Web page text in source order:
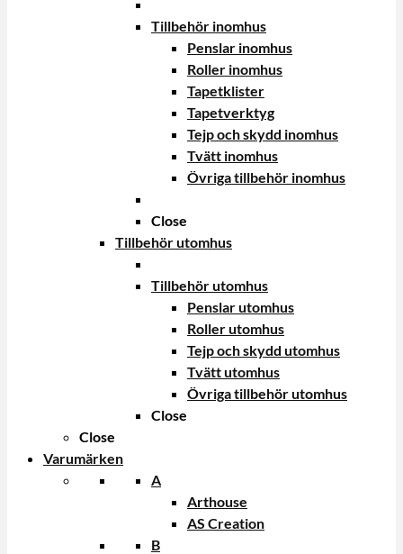
Tillbehör inomhus
Penslar inomhus
Roller inomhus
Tapetklister
Tapetverktyg
Tejp och skydd inomhus
Tvätt inomhus
Övriga tillbehör inomhus
Close
Tillbehör utomhus
Tillbehör utomhus
Penslar utomhus
Roller utomhus
Tejp och skydd utomhus
Tvätt utomhus
Övriga tillbehör utomhus
Close
Close
Varumärken
A
Arthouse
AS Creation
B